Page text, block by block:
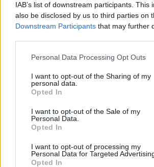
IAB’s list of downstream participants. This
also be disclosed by us to third parties on
Downstream Participants that may further
Please note that this website/app uses
not limited to your visit or usage behaviour.
grant or deny consent to Google and its
use your data for below specified
consent section.
Personal Data Processing Opt Outs
I want to opt-out of the Sharing of my
personal data.
Opted In
I want to opt-out of the Sale of my
Personal Data.
Opted In
I want to opt-out of processing my
Personal Data for Targeted
Opted In
AUTORE